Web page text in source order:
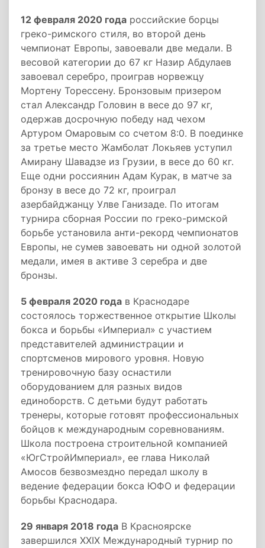
12 февраля 2020 года российские борцы
греко-римского стиля, во второй день
чемпионат Европы, завоевали две медали. В
весовой категории до 67 кг Назир Абдулаев
завоевал серебро, проиграв норвежцу
Мортену Торессену. Бронзовым призером
стал Александр Головин в весе до 97 кг,
одержав досрочную победу над чехом
Артуром Омаровым со счетом 8:0. В поединке
за третье место Жамболат Локьяев уступил
Амирану Шавадзе из Грузии, в весе до 60 кг.
Еще одни россиянин Адам Курак, в матче за
бронзу в весе до 72 кг, проиграл
азербайджанцу Улве Ганизаде. По итогам
турнира сборная России по греко-римской
борьбе установила анти-рекорд чемпионатов
Европы, не сумев завоевать ни одной золотой
медали, имея в активе 3 серебра и две
бронзы.
5 февраля 2020 года в Краснодаре
состоялось торжественное открытие Школы
бокса и борьбы «Империал» с участием
представителей администрации и
спортсменов мирового уровня. Новую
тренировочную базу оснастили
оборудованием для разных видов
единоборств. С детьми будут работать
тренеры, которые готовят профессиональных
бойцов к международным соревнованиям.
Школа построена строительной компанией
«ЮгСтройИмпериал», ее глава Николай
Амосов безвозмездно передал школу в
ведение федерации бокса ЮФО и федерации
борьбы Краснодара.
29 января 2018 года В Красноярске
завершился XXIX Международный турнир по